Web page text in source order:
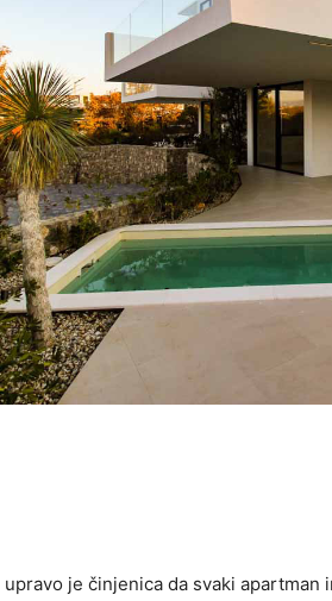
je činjenica da svaki